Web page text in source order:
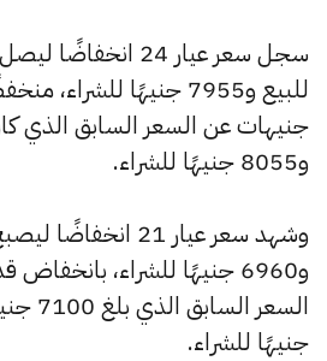
و8055 جنيهًا للشراء.
جنيهًا للشراء.